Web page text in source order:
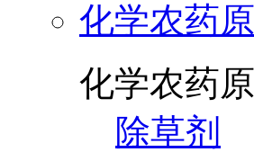
化学农药
化学农药
除草剂